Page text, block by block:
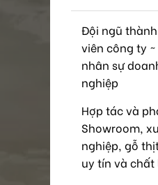
Đội ngũ thành
viên công ty ~
nhân sự
nghiệp
Hợp tác và
Showroom,
nghiệp, gỗ
uy tín và